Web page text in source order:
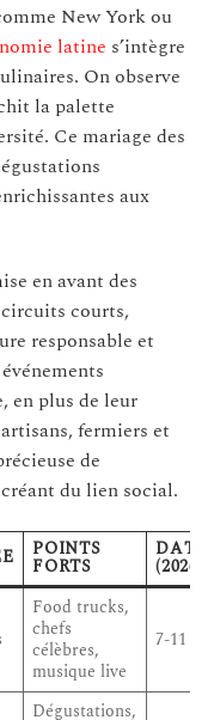
New York ou
latine s’intègre
On observe
la palette
Ce mariage des
aux
en avant des
courts,
responsable et
en plus de leur
fermiers et
de
du lien social.
POINTS
FORTS
DATE
(2026)
Food trucks,
chefs
célèbres,
musique live
7-11
Dégustations,